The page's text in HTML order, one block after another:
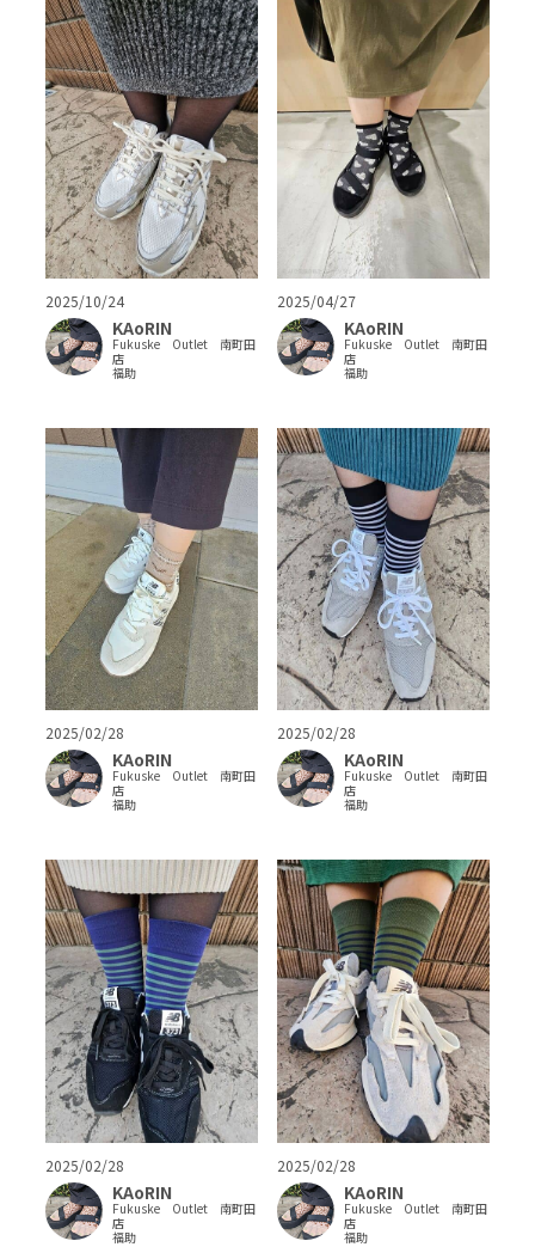
2025/10/24
KAoRIN
Fukuske Outlet 南町田
店
福助
2025/04/27
KAoRIN
Fukuske Outlet 南町田
店
福助
2025/02/28
KAoRIN
Fukuske Outlet 南町田
店
福助
2025/02/28
KAoRIN
Fukuske Outlet 南町田
店
福助
2025/02/28
KAoRIN
Fukuske Outlet 南町田
店
福助
2025/02/28
KAoRIN
Fukuske Outlet 南町田
店
福助